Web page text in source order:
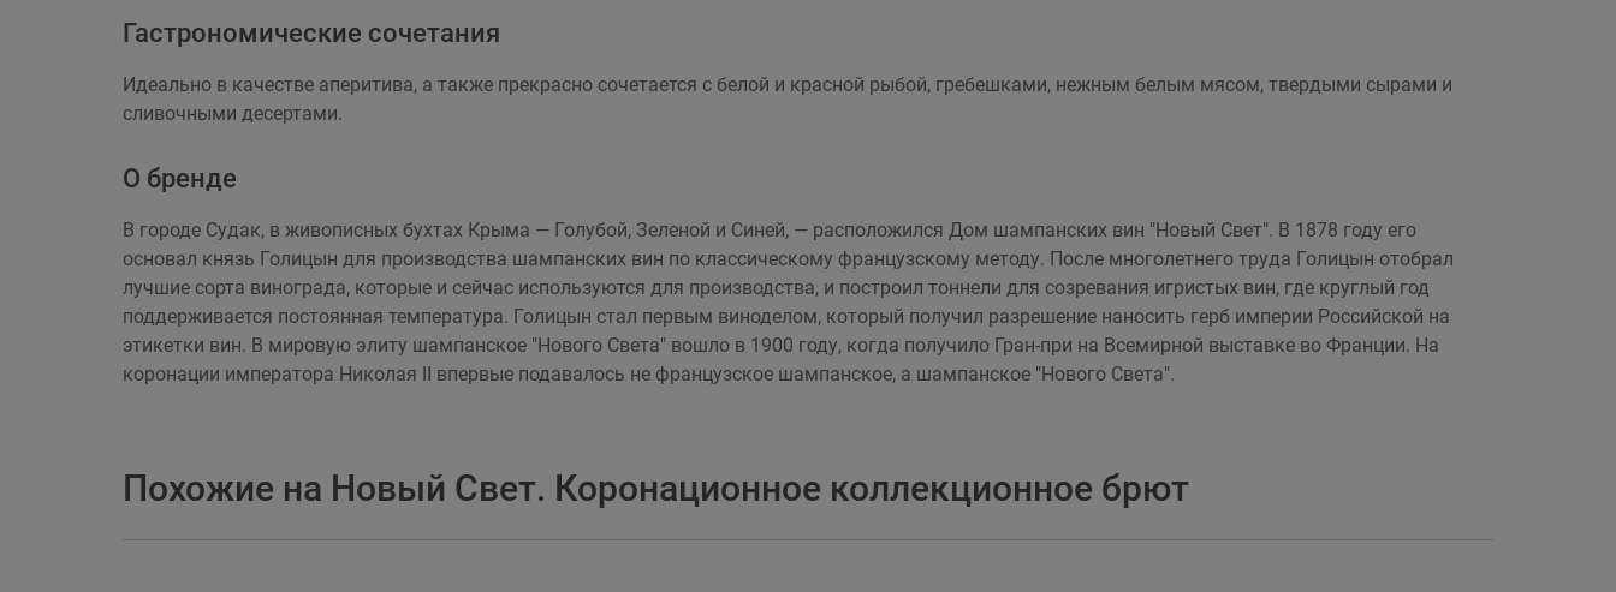
Гастрономические сочетания
Идеально в качестве аперитива, а также прекрасно сочетается с белой и красной рыбой, гребешками, нежным белым мясом, твердыми сырами и
сливочными десертами.
О бренде
В городе Судак, в живописных бухтах Крыма — Голубой, Зеленой и Синей, — расположился Дом шампанских вин "Новый Свет". В 1878 году его
основал князь Голицын для производства шампанских вин по классическому французскому методу. После многолетнего труда Голицын отобрал
лучшие сорта винограда, которые и сейчас используются для производства, и построил тоннели для созревания игристых вин, где круглый год
поддерживается постоянная температура. Голицын стал первым виноделом, который получил разрешение наносить герб империи Российской на
этикетки вин. В мировую элиту шампанское "Нового Света" вошло в 1900 году, когда получило Гран-при на Всемирной выставке во Франции. На
коронации императора Николая II впервые подавалось не французское шампанское, а шампанское "Нового Света".
Похожие на Новый Свет. Коронационное коллекционное брют